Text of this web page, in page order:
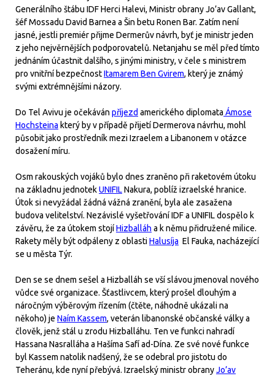
Generálního štábu IDF Herci Halevi, Ministr obrany Jo’av Gallant,
šéf Mossadu David Barnea a Šin betu Ronen Bar. Zatím není
jasné, jestli premiér přijme Dermerův návrh, byť je ministr jeden
z jeho nejvěrnějších podporovatelů. Netanjahu se měl před tímto
jednáním účastnit dalšího, s jinými ministry, v čele s ministrem
pro vnitřní bezpečnostItamarem Ben Gvirem, který je známý
svými extrémnějšími názory.
Do Tel Avivu je očekáván příjezd amerického diplomata Ámose
Hochsteina který by v případě přijetí Dermerova návrhu, mohl
působit jako prostředník mezi Izraelem a Libanonem v otázce
dosažení míru.
Osm rakouských vojáků bylo dnes zraněno při raketovém útoku
na základnu jednotekUNIFILNakura, poblíž izraelské hranice.
Útok si nevyžádal žádná vážná zranění, byla ale zasažena
budova velitelství. Nezávislé vyšetřování IDF a UNIFIL dospělo k
závěru, že za útokem stojíHizballáh a k němu přidružené milice.
Rakety měly být odpáleny z oblastiHalusíja El Fauka, nacházející
se u města Týr.
Den se se dnem sešel a Hizballáh se vší slávou jmenoval nového
vůdce své organizace. Šťastlivcem, který prošel dlouhým a
náročným výběrovým řízením (čtěte, náhodně ukázali na
někoho) je Naím Kassem, veterán libanonské občanské války a
člověk, jenž stál u zrodu Hizballáhu. Ten ve funkci nahradí
Hassana Nasralláha a Hašíma Safí ad-Dína. Ze své nové funkce
byl Kassem natolik nadšený, že se odebral pro jistotu do
Teheránu, kde nyní přebývá. Izraelský ministr obranyJo’av